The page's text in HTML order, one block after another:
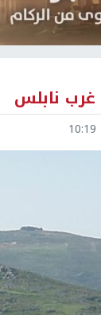
نابلس